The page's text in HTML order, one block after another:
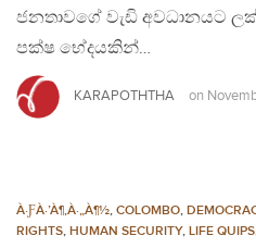
ජනතාවගේ වැඩි අවධානයට
පක්ෂ භේදයකින්…
KARAPOTHTHA on
À·ƑÀ·’À¶‚À·„À¶½, COLOMBO,
RIGHTS, HUMAN SECURITY, LIFE QUIPS